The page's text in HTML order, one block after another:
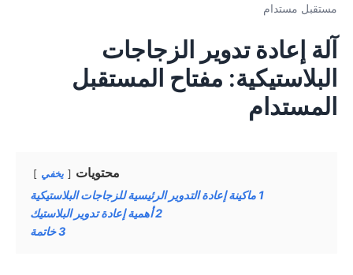
مستقبل مستدام
آلة إعادة تدوير الزجاجات
البلاستيكية: مفتاح المستقبل
المستدام
محتويات يخفي
1 ماكينة إعادة التدوير الرئيسية للزجاجات البلاستيكية
2أهمية إعادة تدوير البلاستيك
3خاتمة